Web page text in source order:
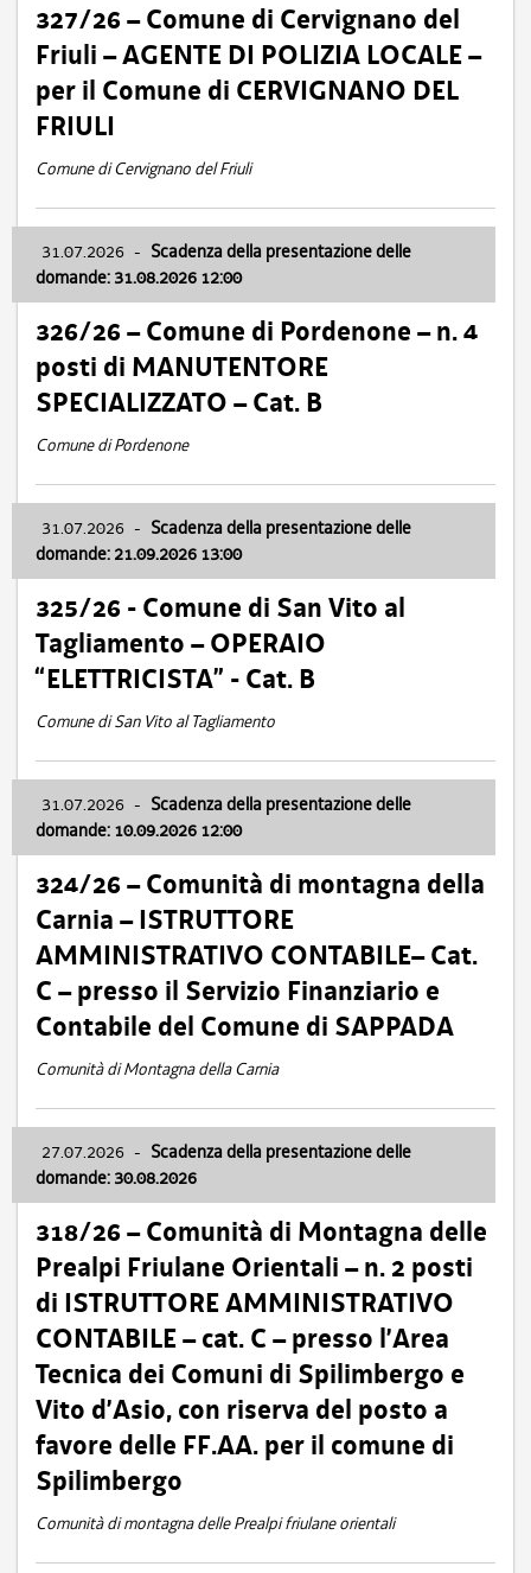
327/26 – Comune di Cervignano del
Friuli – AGENTE DI POLIZIA LOCALE –
per il Comune di CERVIGNANO DEL
FRIULI
Comune di Cervignano del Friuli
31.07.2026 - Scadenza della presentazione delle
domande: 31.08.2026 12:00
326/26 – Comune di Pordenone – n. 4
posti di MANUTENTORE
SPECIALIZZATO – Cat. B
Comune di Pordenone
31.07.2026 - Scadenza della presentazione delle
domande: 21.09.2026 13:00
325/26 - Comune di San Vito al
Tagliamento – OPERAIO
“ELETTRICISTA” - Cat. B
Comune di San Vito al Tagliamento
31.07.2026 - Scadenza della presentazione delle
domande: 10.09.2026 12:00
324/26 – Comunità di montagna della
Carnia – ISTRUTTORE
AMMINISTRATIVO CONTABILE– Cat.
C – presso il Servizio Finanziario e
Contabile del Comune di SAPPADA
Comunità di Montagna della Carnia
27.07.2026 - Scadenza della presentazione delle
domande: 30.08.2026
318/26 – Comunità di Montagna delle
Prealpi Friulane Orientali – n. 2 posti
di ISTRUTTORE AMMINISTRATIVO
CONTABILE – cat. C – presso l’Area
Tecnica dei Comuni di Spilimbergo e
Vito d’Asio, con riserva del posto a
favore delle FF.AA. per il comune di
Spilimbergo
Comunità di montagna delle Prealpi friulane orientali